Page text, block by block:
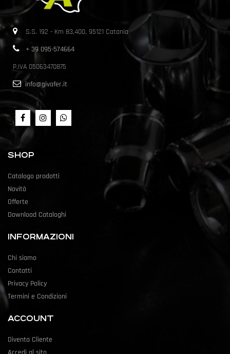
S.S. 192 - Km 83,400, 95121 Catania
+ 39 095-574664
P.IVA 05063470875
info@givafer.it
SHOP
Catalogo prodotti
Novità
Offerte
Download Cataloghi
INFORMAZIONI
Chi siamo
Contatti
Privacy Policy
Termini e Condizioni
ACCOUNT
Diventa Cliente